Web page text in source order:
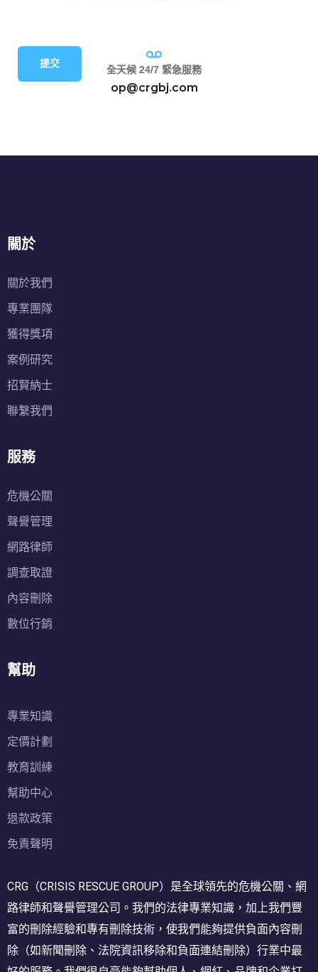
提交 全天候 24/7 緊急服務
op@crgbj.com
關於
關於我們
專業團隊
獲得獎項
案例研究
招賢納士
聯繫我們
服務
危機公關
聲譽管理
網路律師
調查取證
內容刪除
數位行銷
幫助
專業知識
定價計劃
教育訓練
幫助中心
退款政策
免責聲明
CRG（CRISIS RESCUE GROUP）是全球領先的危機公關、網
路律師和聲譽管理公司。我們的法律專業知識，加上我們豐
富的刪除經驗和專有刪除技術，使我們能夠提供負面內容刪
除（如新聞刪除、法院資訊移除和負面連結刪除）行業中最